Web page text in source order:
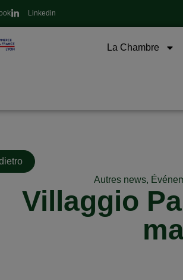
Linkedin
La Chambre
Autres news,
Villaggio